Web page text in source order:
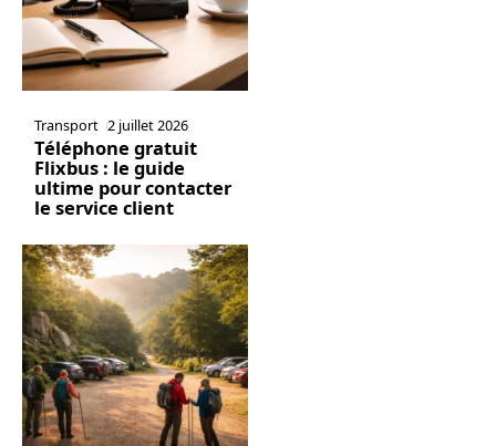
Transport 2 juillet 2026
Téléphone gratuit
Flixbus : le guide
ultime pour contacter
le service client